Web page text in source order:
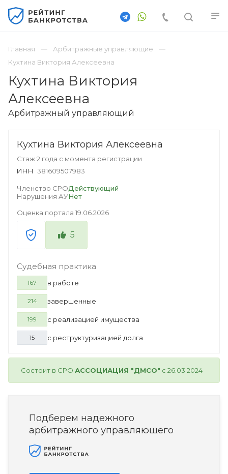
Главная
Арбитражные управляющие
Кухтина Виктория Алексеевна
Кухтина Виктория
Алексеевна
Арбитражный управляющий
Кухтина Виктория Алексеевна
Стаж 2 года с момента регистрации
ИНН 381609507983
Членство СРОДействующий
Нарушения АУНет
Оценка портала 19.06.2026
5
Судебная практика
167 в работе
214 завершенные
199 с реализацией имущества
15 с реструктуризацией долга
Состоит в СРО АССОЦИАЦИЯ "ДМСО" с 26.03.2024
Подберем надежного
арбитражного управляющего